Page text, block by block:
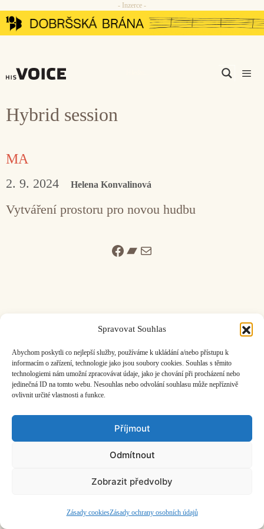
Spravovat Souhlas
Abychom poskytli co nejlepší služby, používáme k ukládání a/nebo přístupu k
informacím o zařízení, technologie jako jsou soubory cookies. Souhlas s těmito
technologiemi nám umožní zpracovávat údaje, jako je chování při procházení nebo
jedinečná ID na tomto webu. Nesouhlas nebo odvolání souhlasu může nepříznivě
ovlivnit určité vlastnosti a funkce.
Příjmout
Odmítnout
Zobrazit předvolby
Zásady cookiesZásady ochrany osobních údajů
Přeskočit
na
- Inzerce -
Hybrid session
MA
2. 9. 2024 Helena Konvalinová
Vytváření prostoru pro novou hudbu
Facebook
Bandcamp
Mail
ČASOPIS O JINÉ HUDBĚ | vydáváHudební informační středisko
|
©2026 HISvoice – design a adminAtelier Dokument